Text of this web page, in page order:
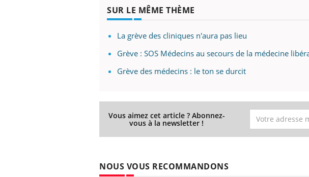
SUR LE MÊME THÈME
La grève des cliniques n'aura pas lieu
Grève : SOS Médecins au secours de la médecine
Grève des médecins : le ton se durcit
Vous aimez cet article ? Abonnez-
vous à la newsletter !
NOUS VOUS RECOMMANDONS